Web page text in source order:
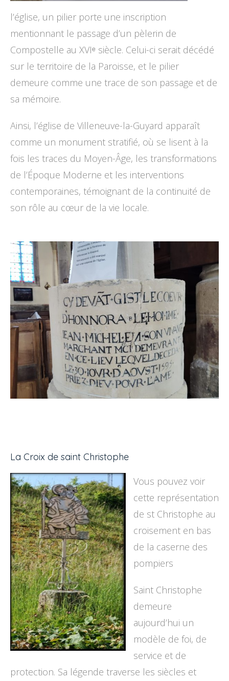
l’église, un pilier porte une inscription
mentionnant le passage d’un pèlerin de
Compostelle au XVIᵉ siècle. Celui-ci serait décédé
sur le territoire de la Paroisse, et le pilier
demeure comme une trace de son passage et de
sa mémoire.
Ainsi, l’église de Villeneuve-la-Guyard apparaît
comme un monument stratifié, où se lisent à la
fois les traces du Moyen-Âge, les transformations
de l’Époque Moderne et les interventions
contemporaines, témoignant de la continuité de
son rôle au cœur de la vie locale.
La Croix de saint Christophe
Vous pouvez voir
cette représentation
de st Christophe au
croisement en bas
de la caserne des
pompiers
Saint Christophe
demeure
aujourd’hui un
modèle de foi, de
service et de
protection. Sa légende traverse les siècles et